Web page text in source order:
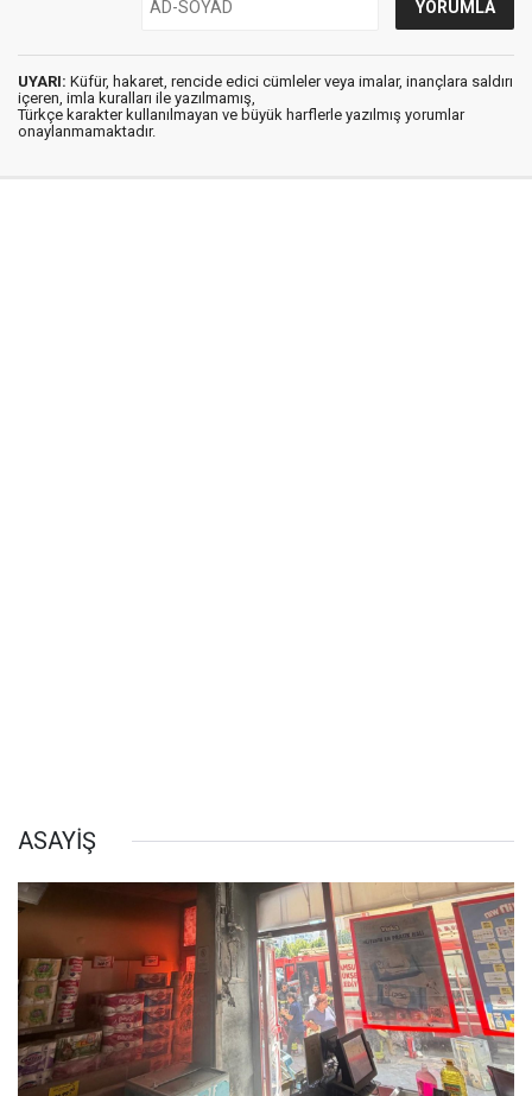
UYARI: Küfür, hakaret, rencide edici cümleler veya imalar, inançlara saldırı
içeren, imla kuralları ile yazılmamış,
Türkçe karakter kullanılmayan ve büyük harflerle yazılmış yorumlar
onaylanmamaktadır.
ASAYİŞ